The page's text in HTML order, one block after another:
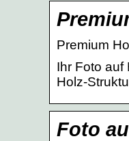
Premium
Ihr Foto auf
Holz-
Foto